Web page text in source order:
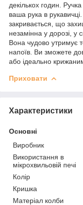
декількох годин.
ваша рука в
закривається, що
незамінна у дорозі, у
Вона чудово утримує
напоїв. Ви зможете
або ідеально
Приховати
Характеристики
Основні
Виробник
Використання в
мікрохвильовій печі
Колір
Кришка
Матеріал колби